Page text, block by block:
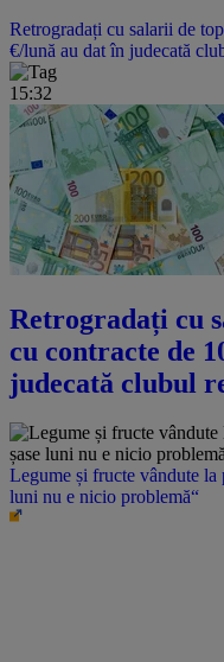
Retrogradați cu salarii de
€/lună au dat în judecată
15:32
Retrogradați cu
cu contracte de
judecată clubul
Legume și fructe vândute la
luni nu e nicio problemă“